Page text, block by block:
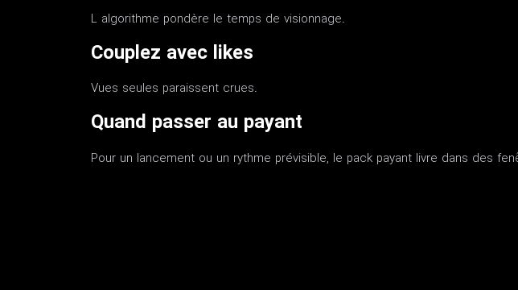
L algorithme pondère le temps de visionnage.
Couplez avec likes
Vues seules paraissent crues.
Quand passer au payant
Pour un lancement ou un rythme prévisible, le pack payant livre dans des